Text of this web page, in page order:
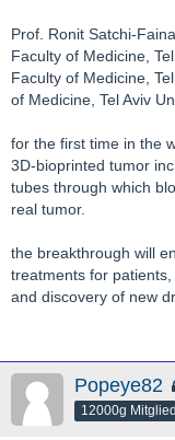
Prof. Ronit Satchi-
Faculty of Medicine,
Faculty of Medicine,
of Medicine, Tel Aviv
for the first time in the
3D-bioprinted tumor
tubes through which
real tumor.
the breakthrough will
treatments for
and discovery of new
Popeye82
12000g Mitglied